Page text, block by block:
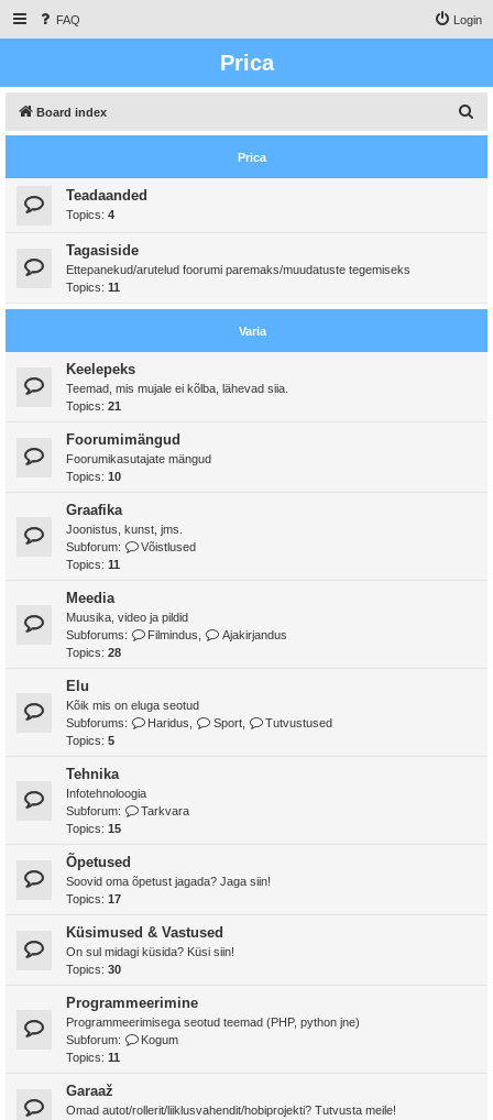
FAQ Login
Prica
Board index
e
Prica
Teadaanded
Topics: 4
Tagasiside
Ettepanekud/arutelud foorumi paremaks/muudatuste tegemiseks
Topics: 11
Varia
Keelepeks
Teemad, mis mujale ei kõlba, lähevad siia.
Topics: 21
Foorumimängud
Foorumikasutajate mängud
Topics: 10
Graafika
Joonistus, kunst, jms.
Subforum:
Võistlused
Topics: 11
Meedia
Muusika, video ja pildid
Subforums:
Filmindus
Ajakirjandus
Topics: 28
Elu
Kõik mis on eluga seotud
Subforums:
Haridus Sport,
Tutvustused
Topics: 5
Tehnika
Infotehnoloogia
Subforum:
Tarkvara
Topics: 15
Õpetused
Soovid oma õpetust jagada? Jaga siin!
Topics: 17
Küsimused & Vastused
On sul midagi küsida? Küsi siin!
Topics: 30
Programmeerimine
Programmeerimisega seotud teemad (PHP, python jne)
Subforum:
Kogum
Topics: 11
Garaaž
Omad autot/rollerit/liiklusvahendit/hobiprojekti? Tutvusta meile!